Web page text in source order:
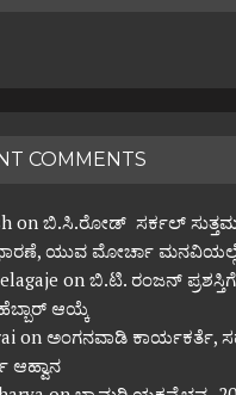
COMMENTS
on ಬಿ.ಸಿ.ರೋಡ್ ಸರ್ಕಲ್
ಯುವ ಮೋರ್ಚಾ
on ಬಿ.ಟಿ. ರಂಜನ್ ಪ್ರಶಸ್ತಿಗೆ
ಆಯ್ಕೆ
on ಅಂಗನವಾಡಿ ಕಾರ್ಯಕರ್ತೆ,
ಆಹ್ವಾನ